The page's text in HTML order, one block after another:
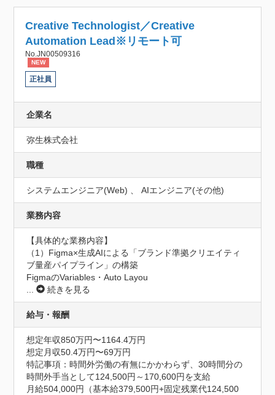
Creative Technologist／Creative
Automation Lead※リモート可
No.JN00509316
NEW
正社員
企業名
弥生株式会社
職種
システムエンジニア(Web) 、 AIエンジニア(その他)
業務内容
【具体的な業務内容】
（1）Figma×生成AIによる「ブランド準拠クリエイティ
ブ量産パイプライン」の構築
FigmaのVariables・Auto Layou
...
続きを見る
給与・報酬
想定年収850万円〜1164.4万円
想定月収50.4万円〜69万円
特記事項：時間外労働の有無にかかわらず、30時間分の
時間外手当として124,500円～170,600円を支給
月給504,000円（基本給379,500円+固定残業代124,500